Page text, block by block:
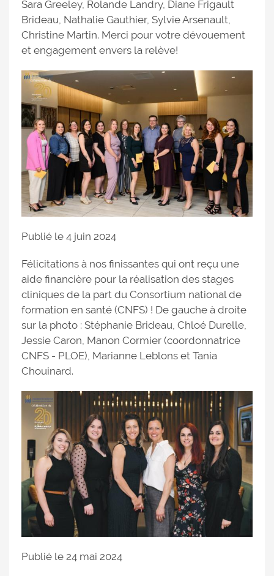
Sara Greeley, Rolande Landry, Diane Frigault
Brideau, Nathalie Gauthier, Sylvie Arsenault,
Christine Martin. Merci pour votre dévouement
et engagement envers la relève!
Publié le 4 juin 2024
Félicitations à nos finissantes qui ont reçu une
aide financière pour la réalisation des stages
cliniques de la part du Consortium national de
formation en santé (CNFS) ! De gauche à droite
sur la photo : Stéphanie Brideau, Chloé Durelle,
Jessie Caron, Manon Cormier (coordonnatrice
CNFS - PLOE), Marianne Leblons et Tania
Chouinard.
Publié le 24 mai 2024